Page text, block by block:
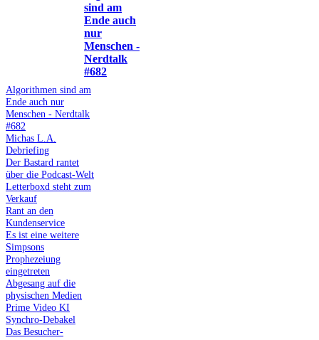
sind am
Ende auch
nur
Menschen -
Nerdtalk
#682
Algorithmen sind am
Ende auch nur
Menschen - Nerdtalk
#682
Michas L.A.
Debriefing
Der Bastard rantet
über die Podcast-Welt
Letterboxd steht zum
Verkauf
Rant an den
Kundenservice
Es ist eine weitere
Simpsons
Prophezeiung
eingetreten
Abgesang auf die
physischen Medien
Prime Video KI
Synchro-Debakel
Das Besucher-